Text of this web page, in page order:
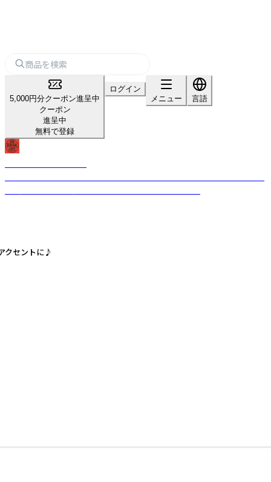
5,000円分クーポン進呈中
クーポン
進呈中
無料で登録
ログイン
メニュー
言語
クセントに♪